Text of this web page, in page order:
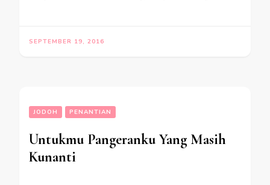
SEPTEMBER 19, 2016
JODOH PENANTIAN
Untukmu Pangeranku Yang Masih
Kunanti